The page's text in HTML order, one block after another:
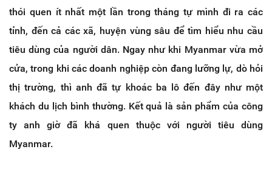
thói quen ít nhất một lần trong tháng tự mình đi ra các
tỉnh, đến cả các xã, huyện vùng sâu để tìm hiểu nhu cầu
tiêu dùng của người dân. Ngay như khi Myanmar vừa mở
cửa, trong khi các doanh nghiệp còn đang lưỡng lự, dò hỏi
thị trường, thì anh đã tự khoác ba lô đến đây như một
khách du lịch bình thường. Kết quả là sản phẩm của công
ty anh giờ đã khá quen thuộc với người tiêu dùng
Myanmar.